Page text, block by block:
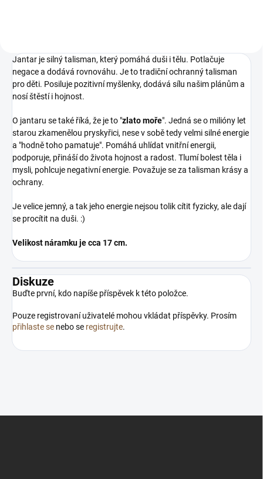
Jantar je silný talisman, který pomáhá duši i tělu. Potlačuje
negace a dodává rovnováhu. Je to tradiční ochranný talisman
pro děti. Posiluje pozitivní myšlenky, dodává sílu našim plánům a
nosí štěstí i hojnost.
O jantaru se také říká, že je to "zlato moře". Jedná se o milióny let
starou zkamenělou pryskyřici, nese v sobě tedy velmi silné energie
a "hodně toho pamatuje". Pomáhá uhlídat vnitřní energii,
podporuje, přináší do života hojnost a radost. Tlumí bolest těla i
mysli, pohlcuje negativní energie. Považuje se za talisman krásy a
ochrany.
Je velice jemný, a tak jeho energie nejsou tolik cítit fyzicky, ale dají
se procítit na duši. :)
Velikost náramku je cca 17 cm.
Diskuze
Buďte první, kdo napíše příspěvek k této položce.
Pouze registrovaní uživatelé mohou vkládat příspěvky. Prosím
přihlaste se nebo se registrujte.